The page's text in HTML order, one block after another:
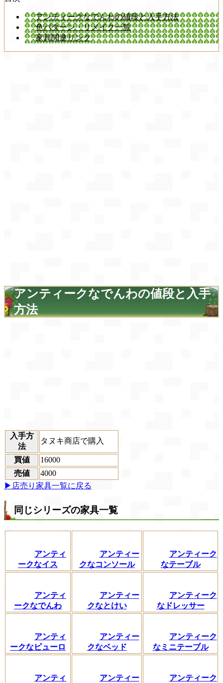
アンティークなでんわの値段と入手方法
色パターン・リメイク一覧
家具関連リンク
アンティークなでんわの値段と入手
方法
入手方
法
タヌキ商店で購入
買値
16000
売値
4000
▶店売り家具一覧に戻る
同じシリーズの家具一覧
アンティ
ークなイス
アンティー
クなコンソール
アンティーク
なテーブル
アンティ
ークなでんわ
アンティー
クなとけい
アンティーク
なドレッサー
アンティ
ークなビューロ
アンティー
クなベッド
アンティーク
なミニテーブル
アンティ アンティー アンティーク